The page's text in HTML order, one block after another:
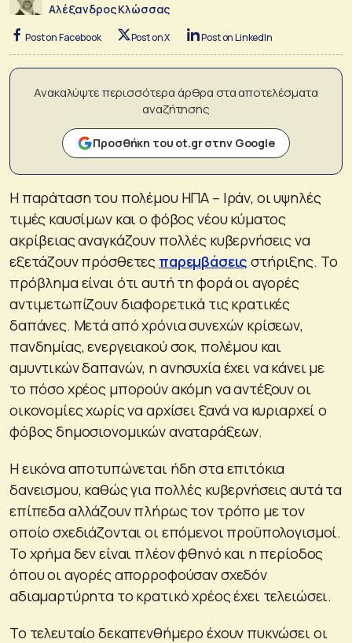
Αλέξανδρος Κλώσσας
Post on Facebook Post on X Post on LinkedIn
Ανακαλύψτε περισσότερα άρθρα στα αποτελέσματα
αναζήτησης
Προσθήκη του ot.gr στην Google
Η παράταση του πολέμου ΗΠΑ – Ιράν, οι υψηλές
τιμές καυσίμων και ο φόβος νέου κύματος
ακρίβειας αναγκάζουν πολλές κυβερνήσεις να
εξετάζουν πρόσθετες παρεμβάσεις στήριξης. Το
πρόβλημα είναι ότι αυτή τη φορά οι αγορές
αντιμετωπίζουν διαφορετικά τις κρατικές
δαπάνες. Μετά από χρόνια συνεχών κρίσεων,
πανδημίας, ενεργειακού σοκ, πολέμου και
αμυντικών δαπανών, η ανησυχία έχει να κάνει με
το πόσο χρέος μπορούν ακόμη να αντέξουν οι
οικονομίες χωρίς να αρχίσει ξανά να κυριαρχεί ο
φόβος δημοσιονομικών αναταράξεων.
Η εικόνα αποτυπώνεται ήδη στα επιτόκια
δανεισμου, καθώς για πολλές κυβερνήσεις αυτά τα
επίπεδα αλλάζουν πλήρως τον τρόπο με τον
οποίο σχεδιάζονται οι επόμενοι προϋπολογισμοί.
Το χρήμα δεν είναι πλέον φθηνό και η περίοδος
όπου οι αγορές απορροφούσαν σχεδόν
αδιαμαρτύρητα το κρατικό χρέος έχει τελειώσει.
Το τελευταίο δεκαπενθήμερο έχουν πυκνώσει οι